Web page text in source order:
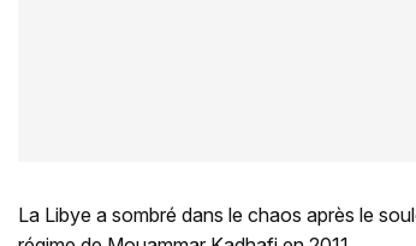
La Libye a sombré dans le chaos après le